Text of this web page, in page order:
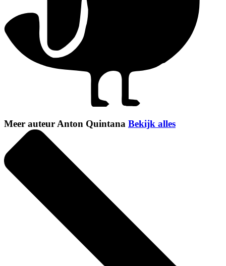
Meer auteur Anton Quintana Bekijk alles